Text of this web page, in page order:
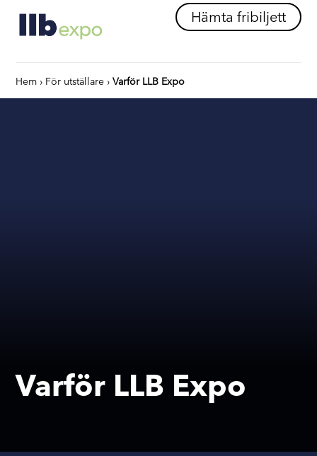
Hämta fribiljett
Hem › För utställare ›Varför LLB Expo
Varför LLB Expo